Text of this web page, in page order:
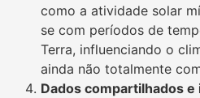
como a atividade solar
se com períodos de
Terra, influenciando o
ainda não totalmente
Dados compartilhados